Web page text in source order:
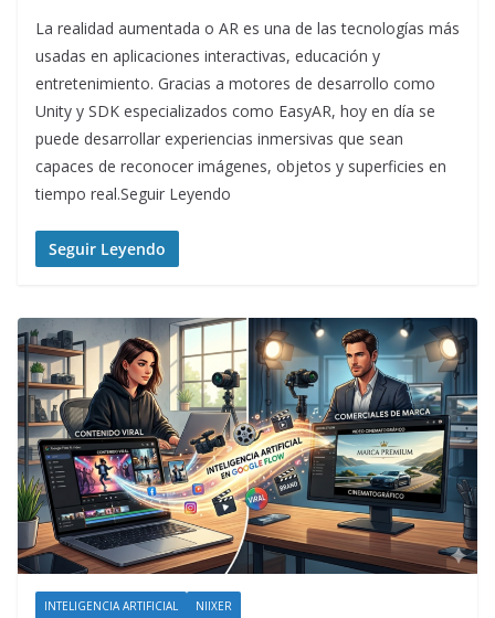
La realidad aumentada o AR es una de las tecnologías más
usadas en aplicaciones interactivas, educación y
entretenimiento. Gracias a motores de desarrollo como
Unity y SDK especializados como EasyAR, hoy en día se
puede desarrollar experiencias inmersivas que sean
capaces de reconocer imágenes, objetos y superficies en
tiempo real.Seguir Leyendo
Seguir Leyendo
INTELIGENCIA ARTIFICIAL NIIXER